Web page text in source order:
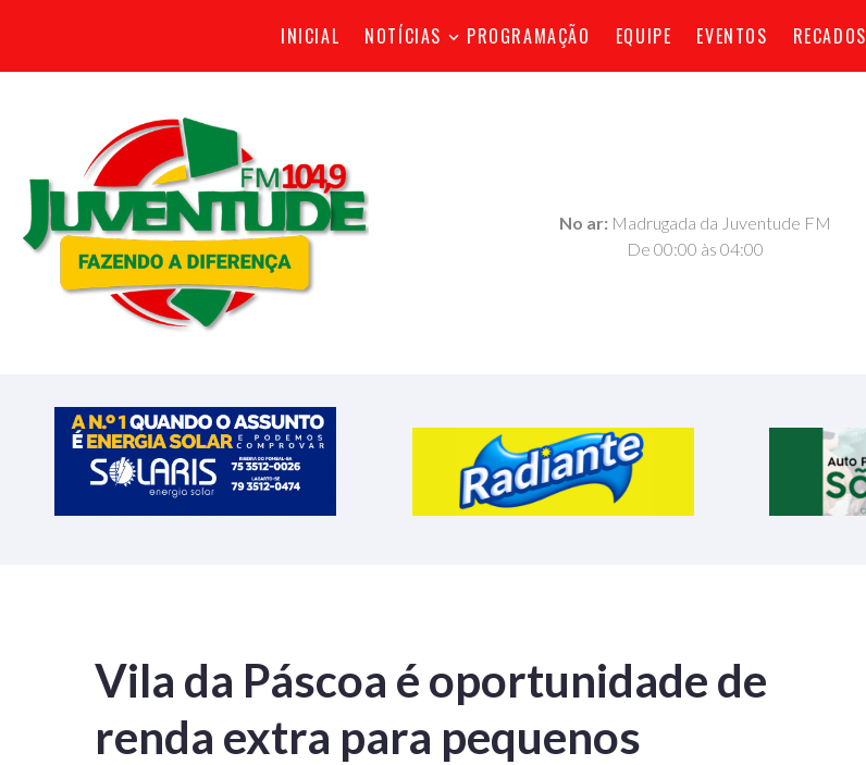
INICIAL NOTÍCIAS PROGRAMAÇÃO EQUIPE EVENTOS RECADOS
No ar: Madrugada da Juventude FM
De 00:00 às 04:00
Vila da Páscoa é oportunidade de
renda extra para pequenos